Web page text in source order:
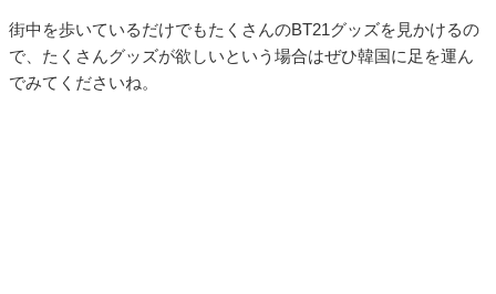
街中を歩いているだけでもたくさんのBT21グッズを見かけるの
で、たくさんグッズが欲しいという場合はぜひ韓国に足を運ん
でみてくださいね。